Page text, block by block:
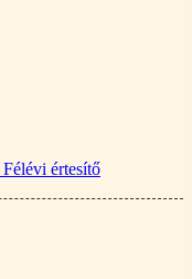
értesítő